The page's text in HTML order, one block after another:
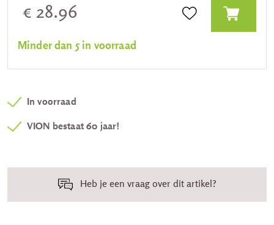
€ 28.96
Minder dan 5 in voorraad
In voorraad
VION bestaat 60 jaar!
Heb je een vraag over dit artikel?